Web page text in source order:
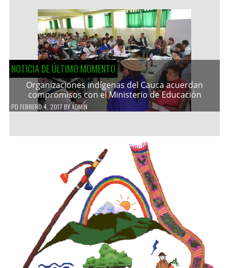
NOTICIA DE ÚLTIMO MOMENTO
Organizaciones indígenas del Cauca acuerdan
compromisos con el Ministerio de Educación
PD FEBRERO 4, 2017 BYADMIN